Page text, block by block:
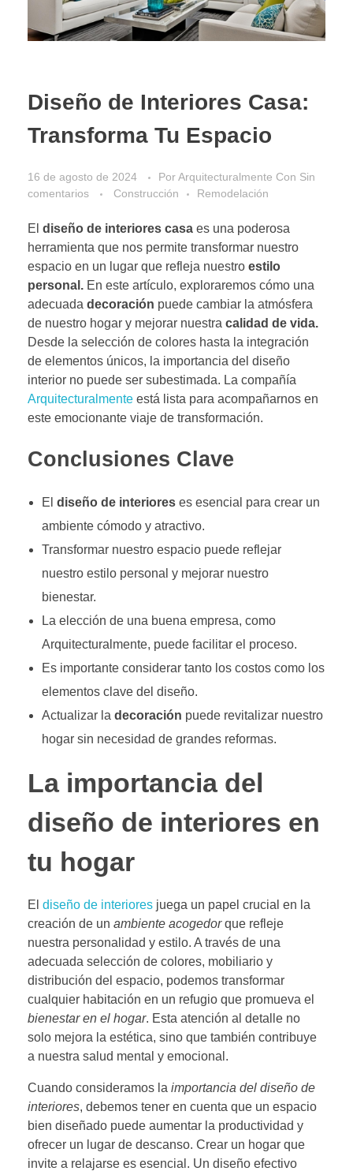
Diseño de Interiores Casa:
Transforma Tu Espacio
16 de agosto de 2024 PorArquitecturalmente Con Sin
comentarios
Construcción Remodelación
El diseño de interiores casa es una poderosa
herramienta que nos permite transformar nuestro
espacio en un lugar que refleja nuestro estilo
personal. En este artículo, exploraremos cómo una
adecuada decoración puede cambiar la atmósfera
de nuestro hogar y mejorar nuestra calidad de vida.
Desde la selección de colores hasta la integración
de elementos únicos, la importancia del diseño
interior no puede ser subestimada. La compañía
Arquitecturalmente está lista para acompañarnos en
este emocionante viaje de transformación.
Conclusiones Clave
El diseño de interioreses esencial para crear un
ambiente cómodo y atractivo.
Transformar nuestro espacio puede reflejar
nuestro estilo personal y mejorar nuestro
bienestar.
La elección de una buena empresa, como
Arquitecturalmente, puede facilitar el proceso.
Es importante considerar tanto los costos como los
elementos clave del diseño.
Actualizar la decoración puede revitalizar nuestro
hogar sin necesidad de grandes reformas.
La importancia del
diseño de interiores en
tu hogar
El diseño de interiores juega un papel crucial en la
creación de un ambiente acogedorque refleje
nuestra personalidad y estilo. A través de una
adecuada selección de colores, mobiliario y
distribución del espacio, podemos transformar
cualquier habitación en un refugio que promueva el
bienestar en el hogar. Esta atención al detalle no
solo mejora la estética, sino que también contribuye
a nuestra salud mental y emocional.
Cuando consideramos la importancia del diseño de
interiores, debemos tener en cuenta que un espacio
bien diseñado puede aumentar la productividad y
ofrecer un lugar de descanso. Crear un hogar que
invite a relajarse es esencial. Un diseño efectivo